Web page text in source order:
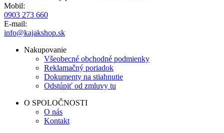
Mobil:
0903 273 660
E-mail:
info@kajakshop.sk
Nakupovanie
Všeobecné obchodné podmienky
Reklamačný poriadok
Dokumenty na stiahnutie
Odstúpiť od zmluvy tu
O SPOLOČNOSTI
O nás
Kontakt